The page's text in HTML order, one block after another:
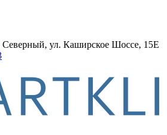
Северный, ул. Каширское Шоссе, 15Е